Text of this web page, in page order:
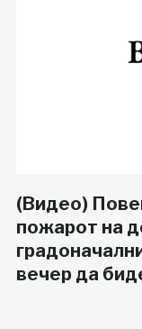
(Видео)
пожарот на
вечер да